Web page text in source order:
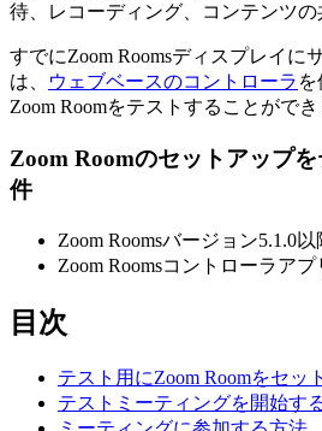
待、レコーディング、コンテンツの
すでにZoom Roomsディスプレイに
は、
ウェブベースのコントローラ
Zoom Roomをテストすることができ
Zoom Roomのセットアップ
件
Zoom Roomsバージョン5.1.0以
Zoom Roomsコントローラア
目次
テスト用にZoom Roomをセッ
テストミーティングを開始す